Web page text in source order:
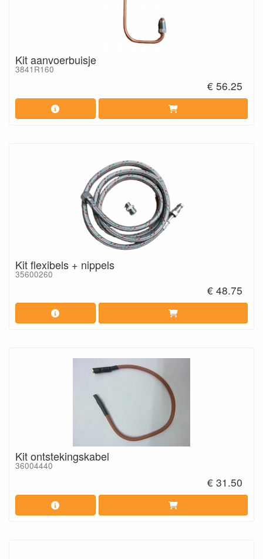
Kit aanvoerbuisje
3841R160
€ 56.25
Kit flexibels + nippels
35600260
€ 48.75
Kit ontstekingskabel
36004440
€ 31.50